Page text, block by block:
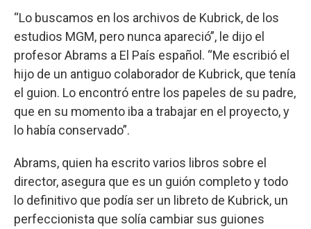
“Lo buscamos en los archivos de Kubrick, de los
estudios MGM, pero nunca apareció”, le dijo el
profesor Abrams a El País español. “Me escribió el
hijo de un antiguo colaborador de Kubrick, que tenía
el guion. Lo encontró entre los papeles de su padre,
que en su momento iba a trabajar en el proyecto, y
lo había conservado”.
Abrams, quien ha escrito varios libros sobre el
director, asegura que es un guión completo y todo
lo definitivo que podía ser un libreto de Kubrick, un
perfeccionista que solía cambiar sus guiones